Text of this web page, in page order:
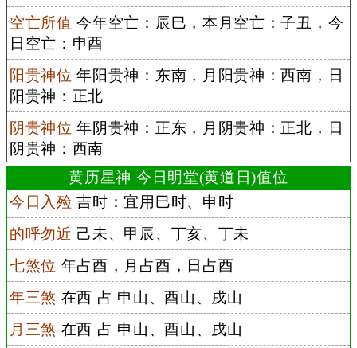
空亡所值 今年空亡：辰巳，本月空亡：子丑，今
日空亡：申酉
阳贵神位 年阳贵神：东南，月阳贵神：西南，日
阳贵神：正北
阴贵神位 年阴贵神：正东，月阴贵神：正北，日
阴贵神：西南
黄历星神 今日明堂(黄道日)值位
今日入殓 吉时：宜用巳时、申时
的呼勿近 己未、甲辰、丁亥、丁未
七煞位 年占酉，月占酉，日占酉
年三煞 在西 占 申山、酉山、戌山
月三煞 在西 占 申山、酉山、戌山